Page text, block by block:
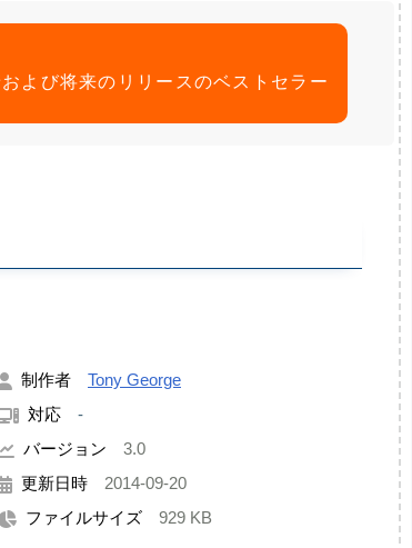
よび将来のリリースのベストセラー
制作者 Tony George
対応 -
バージョン 3.0
更新日時 2014-09-20
ファイルサイズ 929 KB